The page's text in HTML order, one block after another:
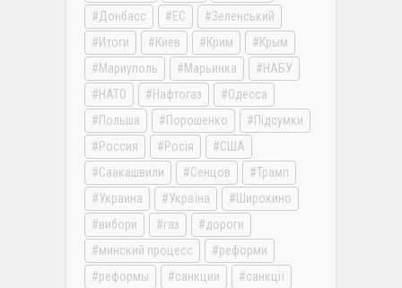
Донбасс
ЕС
Зеленський
Итоги
Киев Крим
Крым
Мариуполь
Марьинка
НАБУ
НАТО
Нафтогаз
Одесса
Польша
Порошенко
Підсумки
Россия
Росія
США
Саакашвили
Сенцов
Трамп
Украина
Україна
Широкино
вибори
газ
дороги
минский процесс
реформи
реформы
санкции санкції